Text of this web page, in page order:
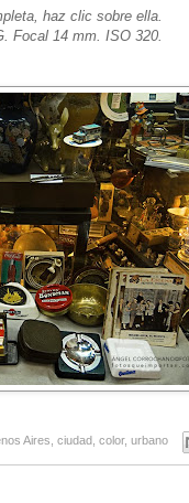
haz clic sobre ella.
Focal 14 mm. ISO 320.
Aires, ciudad, color, urbano